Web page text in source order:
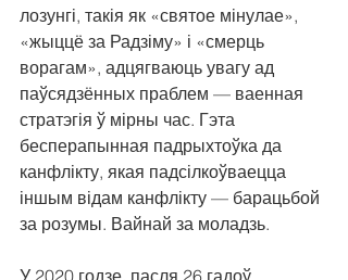
лозунгі, такія як «святое мінулае»,
«жыццё за Радзіму» і «смерць
ворагам», адцягваюць увагу ад
паўсядзённых праблем — ваенная
стратэгія ў мірны час. Гэта
бесперапынная падрыхтоўка да
канфлікту, якая падсілкоўваецца
іншым відам канфлікту — барацьбой
за розумы. Вайнай за моладзь.
У 2020 годзе, пасля 26 гадоў